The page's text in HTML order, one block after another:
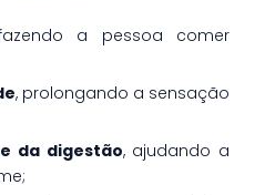
a pessoa comer
, prolongando a sensação
da digestão, ajudando a